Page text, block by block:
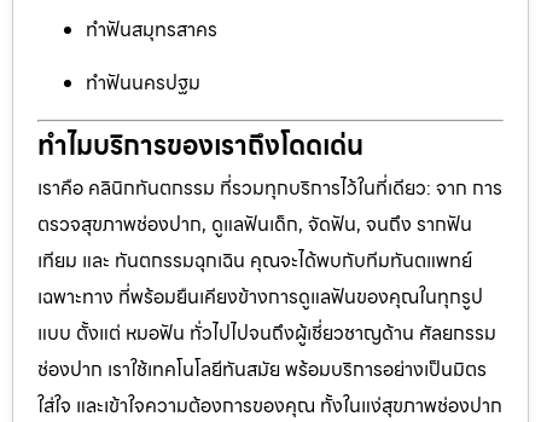
ทำฟันสมุทรสาคร
ทำฟันนครปฐม
ทำไมบริการของเราถึงโดดเด่น
เราคือ คลินิกทันตกรรม ที่รวมทุกบริการไว้ในที่เดียว: จาก การ
ตรวจสุขภาพช่องปาก, ดูแลฟันเด็ก, จัดฟัน, จนถึง รากฟัน
เทียม และ ทันตกรรมฉุกเฉิน คุณจะได้พบกับทีมทันตแพทย์
เฉพาะทาง ที่พร้อมยืนเคียงข้างการดูแลฟันของคุณในทุกรูป
แบบ ตั้งแต่ หมอฟัน ทั่วไปไปจนถึงผู้เชี่ยวชาญด้าน ศัลยกรรม
ช่องปาก เราใช้เทคโนโลยีทันสมัย พร้อมบริการอย่างเป็นมิตร
ใส่ใจ และเข้าใจความต้องการของคุณ ทั้งในแง่สุขภาพช่องปาก